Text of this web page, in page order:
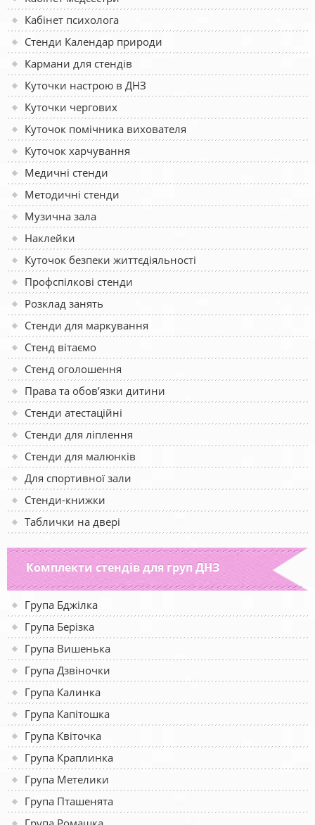
Кабінет психолога
Стенди Календар природи
Кармани для стендів
Куточки настрою в ДНЗ
Куточки чергових
Куточок помічника вихователя
Куточок харчування
Медичні стенди
Методичні стенди
Музична зала
Наклейки
Куточок безпеки життєдіяльності
Профспілкові стенди
Розклад занять
Стенди для маркування
Стенд вітаємо
Стенд оголошення
Права та обов’язки дитини
Стенди атестаційні
Стенди для ліплення
Стенди для малюнків
Для спортивної зали
Стенди-книжки
Таблички на двері
Комплекти стендів для груп ДНЗ
Група Бджілка
Група Берізка
Група Вишенька
Група Дзвіночки
Група Калинка
Група Капітошка
Група Квіточка
Група Краплинка
Група Метелики
Група Пташенята